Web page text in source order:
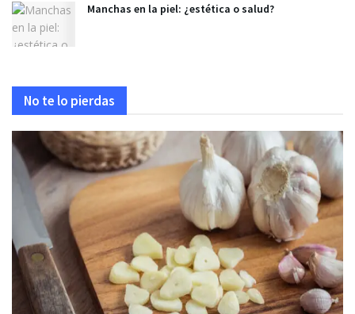
Manchas en la piel: ¿estética o salud?
No te lo pierdas